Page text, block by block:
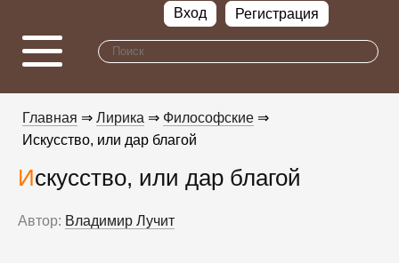
Вход Регистрация
Главная ⇒ Лирика ⇒ Философские ⇒
Искусство, или дар благой
Искусство, или дар благой
Автор: Владимир Лучит